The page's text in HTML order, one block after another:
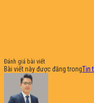
Đánh giá bài viết
Bài viết này được đăng trongTin